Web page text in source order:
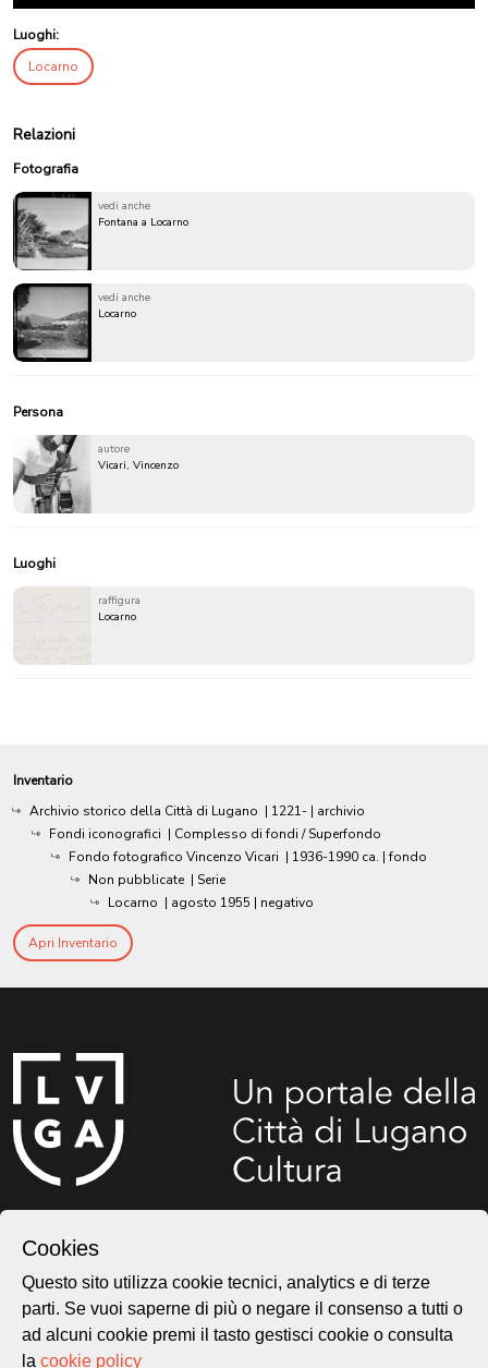
Luoghi:
Locarno
Relazioni
Fotografia
vedi anche
Fontana a Locarno
vedi anche
Locarno
Persona
autore
Vicari, Vincenzo
Luoghi
raffigura
Locarno
Inventario
Archivio storico della Città di Lugano | 1221- | archivio
Fondi iconografici | Complesso di fondi / Superfondo
Fondo fotografico Vincenzo Vicari | 1936-1990 ca. | fondo
Non pubblicate | Serie
Locarno | agosto 1955 | negativo
Apri Inventario
Piazza Carlo Cattaneo 1
6976 Castagnola
Cookies
Questo sito utilizza cookie tecnici, analytics e di terze
parti. Se vuoi saperne di più o negare il consenso a tutti o
ad alcuni cookie premi il tasto gestisci cookie o consulta
la cookie policy